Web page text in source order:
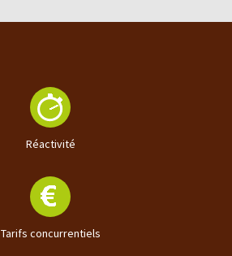
Réactivité
Tarifs concurrentiels